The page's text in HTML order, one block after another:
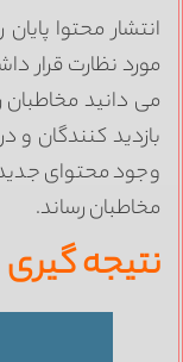
محتوا پایان
نظارت قرار
دانید مخاطبان را
کنندگان و در
محتوای جدید
رساند.
گیری